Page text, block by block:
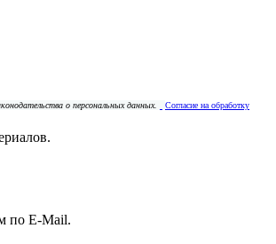
о персональных данных.
Согласие на обработку
по E-Mail.